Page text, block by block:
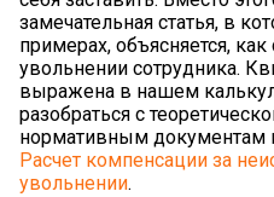
замечательная статья, в
примерах, объясняется,
увольнении сотрудника.
выражена в нашем
разобраться с
нормативным документам
Расчет компенсации за
увольнении.